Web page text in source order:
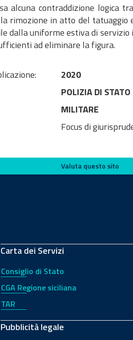
alcuna contraddizione logica
la rimozione in atto del
dalla uniforme estiva di
ad eliminare la figura.
2020
POLIZIA DI STATO
MILITARE
Focus di
Valuta questo sito
Carta dei Servizi
Consiglio di Stato
CGA Regione siciliana
TAR
Pubblicità legale